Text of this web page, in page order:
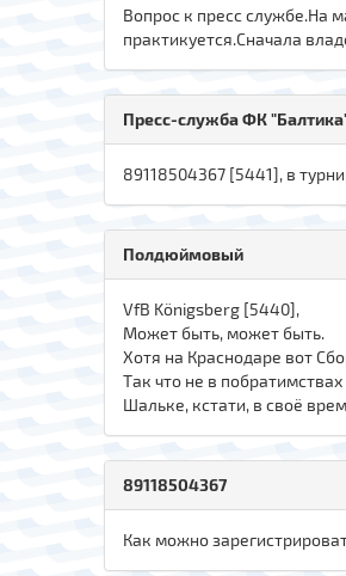
Вопрос к пресс службе.На
практикуется.Сначала
Пресс-служба ФК
89118504367 [5441], в
Полдюймовый
VfB Königsberg [5440],
Может быть, может быть.
Хотя на Краснодаре вот
Так что не в
Шальке, кстати, в своё
89118504367
Как можно